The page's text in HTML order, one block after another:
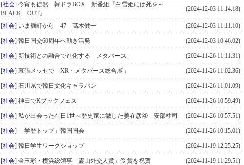
[社会] 今宵も徒然 韓ドラBOX 新番組『白雪姫には死を～
BLACK OUT』
(2024-12-03 11:14:18)
[社会] いま麹町から 47 髙木健一 (2024-12-03 11:11:10)
[社会] 韓日国交60周年へ動き活発 (2024-12-03 10:46:02)
[社会] 新技術との融合で進化する「メタバース」 (2024-11-26 11:11:31)
[社会] 幕張メッセで「XR・メタバース総合展」 (2024-11-26 11:02:36)
[社会] 石川県で韓日文化キャラバン (2024-11-26 11:01:09)
[社会] 神田でKブックフェス (2024-11-26 10:59:49)
[社会] 私が出会った在日1世～歴史家に徹した姜在彦④ 安部柱司 (2024-11-26 10:57:51)
[社会] 「学歴トップ」韓国国会 (2024-11-26 10:15:01)
[社会] 韓日学生ワークショップ (2024-11-19 12:25:25)
[社会] 金玉彩・横浜総領事「霊山外交人賞」受賞を祝賀 (2024-11-19 11:29:51)